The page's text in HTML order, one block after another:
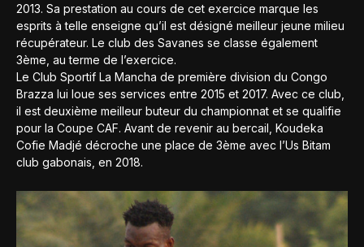
2013. Sa prestation au cours de cet exercice marque les
esprits à telle enseigne qu’il est désigné meilleur jeune milieu
récupérateur. Le club des Savanes se classe également
3ème, au terme de l’exercice.
Le Club Sportif La Mancha de première division du Congo
Brazza lui loue ses services entre 2015 et 2017. Avec ce club,
il est deuxième meilleur buteur du championnat et se qualifie
pour la Coupe CAF. Avant de revenir au bercail, Koudeka
Cofie Madjé décroche une place de 3ème avec l’Us Bitam
club gabonais, en 2018.